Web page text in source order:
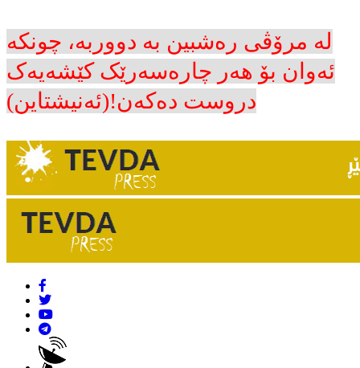
لە مرۆڤی رەشبین بە دووربە، چونکە
ئەوان بۆ هەر چارەسەرێک کێشەیەک
دروست دەکەن!(ئەنیشتاین)